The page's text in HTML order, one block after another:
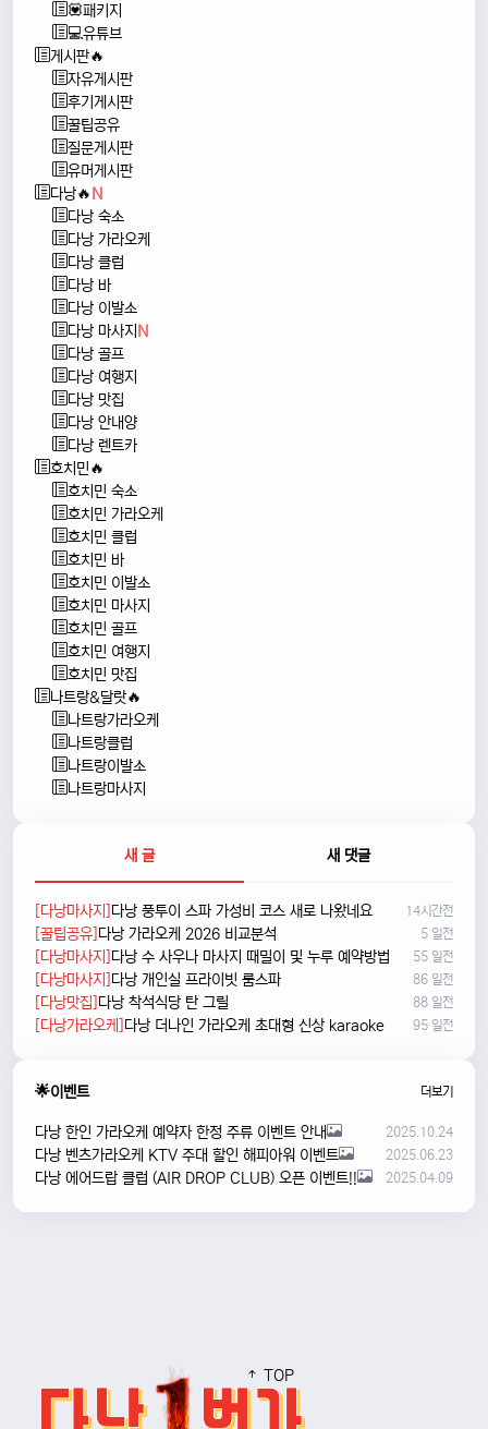
💟패키지
💻유튜브
게시판🔥
자유게시판
후기게시판
꿀팁공유
질문게시판
유머게시판
다낭🔥N
다낭 숙소
다낭 가라오케
다낭 클럽
다낭 바
다낭 이발소
다낭 마사지 N
다낭 골프
다낭 여행지
다낭 맛집
다낭 안내양
다낭 렌트카
호치민🔥
호치민 숙소
호치민 가라오케
호치민 클럽
호치민 바
호치민 이발소
호치민 마사지
호치민 골프
호치민 여행지
호치민 맛집
나트랑&달랏🔥
나트랑가라오케
나트랑클럽
나트랑이발소
나트랑마사지
새 글 새 댓글
[다낭마사지]다낭 풍투이 스파 가성비 코스 새로 나왔네요 14시간전
[꿀팁공유]다낭 가라오케 2026 비교분석 5 일전
[다낭마사지]다낭 수 사우나 마사지 때밀이 및 누루 예약방법 55 일전
[다낭마사지]다낭 개인실 프라이빗 룸스파 86 일전
[다낭맛집]다낭 착석식당 탄 그릴 88 일전
[다낭가라오케]다낭 더나인 가라오케 초대형 신상 karaoke 95 일전
🌟이벤트 더보기
다낭 한인 가라오케 예약자 한정 주류 이벤트 안내 2025.10.24
다낭 벤츠가라오케 KTV 주대 할인 해피아워 이벤트 2025.06.23
다낭 에어드랍 클럽 (AIR DROP CLUB) 오픈 이벤트!! 2025.04.09
TOP